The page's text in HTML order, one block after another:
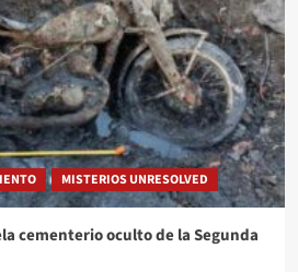
MISTERIOS UNRESOLVED
cementerio oculto de la Segunda